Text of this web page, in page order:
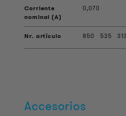
0,070
850 535 313
Accesorios